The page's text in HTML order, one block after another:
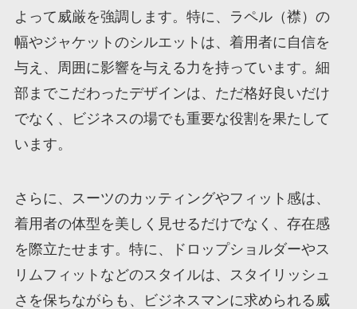
よって威厳を強調します。特に、ラペル（襟）の
幅やジャケットのシルエットは、着用者に自信を
与え、周囲に影響を与える力を持っています。細
部までこだわったデザインは、ただ格好良いだけ
でなく、ビジネスの場でも重要な役割を果たして
います。
さらに、スーツのカッティングやフィット感は、
着用者の体型を美しく見せるだけでなく、存在感
を際立たせます。特に、ドロップショルダーやス
リムフィットなどのスタイルは、スタイリッシュ
さを保ちながらも、ビジネスマンに求められる威